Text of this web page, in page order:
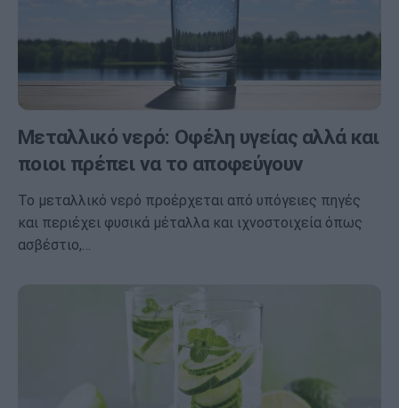
Μεταλλικό νερό: Οφέλη υγείας αλλά και
ποιοι πρέπει να το αποφεύγουν
Το μεταλλικό νερό προέρχεται από υπόγειες πηγές
και περιέχει φυσικά μέταλλα και ιχνοστοιχεία όπως
ασβέστιο,…